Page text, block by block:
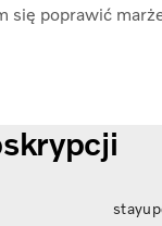
się poprawić